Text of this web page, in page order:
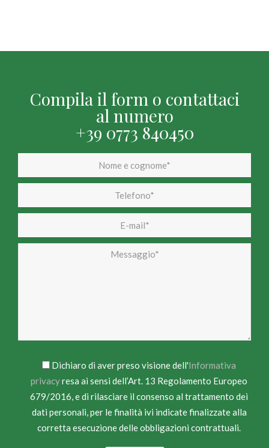
Compila il form o contattaci
al numero
+39 0773 840450
Dichiaro di aver preso visione dell'Informativa
privacyresa ai sensi dell’Art. 13 Regolamento Europeo
679/2016, e di rilasciare il consenso al trattamento dei
dati personali, per le finalità ivi indicate finalizzate alla
corretta esecuzione delle obbligazioni contrattuali.